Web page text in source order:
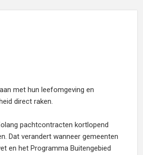
met hun leefomgeving en
direct raken.
pachtcontracten kortlopend
Dat verandert wanneer gemeenten
en het Programma Buitengebied